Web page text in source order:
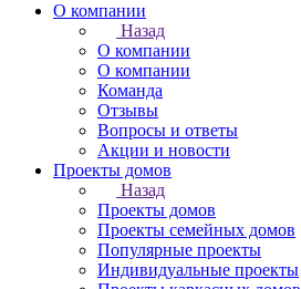
О компании
Назад
О компании
О компании
Команда
Отзывы
Вопросы и ответы
Акции и новости
Проекты домов
Назад
Проекты домов
Проекты семейных домов
Популярные проекты
Индивидуальные проекты